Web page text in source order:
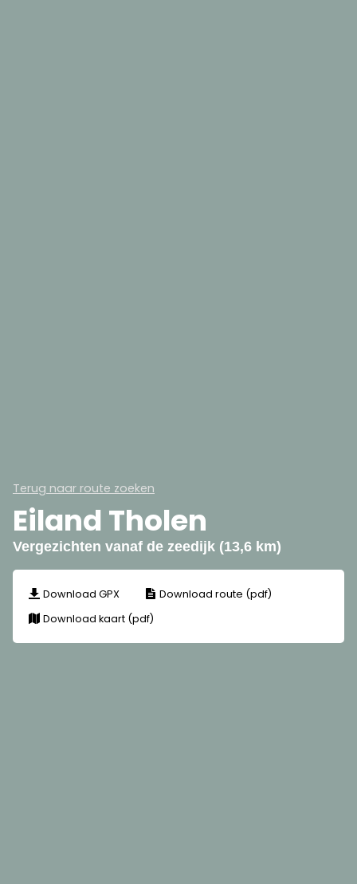
Terug naar route zoeken
Eiland Tholen
Vergezichten vanaf de zeedijk (13,6 km)
Download GPX
Download route (pdf)
Download kaart (pdf)